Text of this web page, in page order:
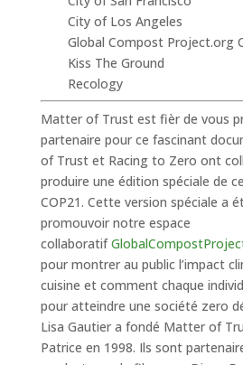
City of Los Angeles
Global Compost Project.org
Kiss The Ground
Recology
Matter of Trust est fièr de vous
partenaire pour ce fascinant
of Trust et Racing to Zero ont
produire une édition spéciale de
COP21. Cette version spéciale a
promouvoir notre espace
collaboratif
pour montrer au public l’impact
cuisine et comment chaque
pour atteindre une société zero
Lisa Gautier a fondé Matter of
Patrice en 1998. Ils sont